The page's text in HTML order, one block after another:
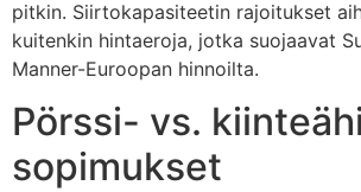
pitkin. Siirtokapasiteetin rajoitukset
kuitenkin hintaeroja, jotka suojaavat
Manner-Euroopan hinnoilta.
Pörssi- vs.
sopimukset